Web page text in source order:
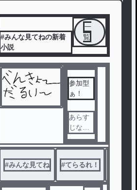
#みんな見てねの新着
小説
一
覧
参加型
ぁ！
あらす
じなら
ぶっ５
６した
よ！！
#みんな見てね #てらるれ！